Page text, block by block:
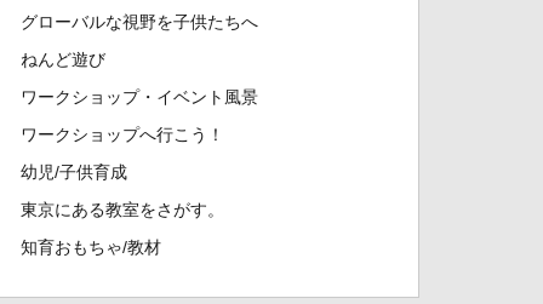
グローバルな視野を子供たちへ
ねんど遊び
ワークショップ・イベント風景
ワークショップへ行こう！
幼児/子供育成
東京にある教室をさがす。
知育おもちゃ/教材